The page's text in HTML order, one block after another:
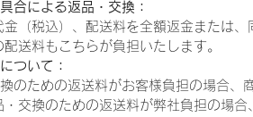
合による返品・交換：
金（税込）、配送料を全額返金または
配送料もこちらが負担いたします。
ついて：
のための返送料がお客様負担の場合、
・交換のための返送料が弊社負担の場